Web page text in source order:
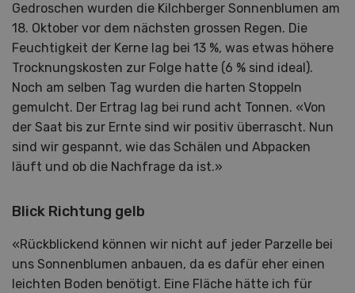
Gedroschen wurden die Kilchberger Sonnenblumen am
18. Oktober vor dem nächsten grossen Regen. Die
Feuchtigkeit der Kerne lag bei 13 %, was etwas höhere
Trocknungskosten zur Folge hatte (6 % sind ideal).
Noch am selben Tag wurden die harten Stoppeln
gemulcht. Der Ertrag lag bei rund acht Tonnen. «Von
der Saat bis zur Ernte sind wir positiv überrascht. Nun
sind wir gespannt, wie das Schälen und Abpacken
läuft und ob die Nachfrage da ist.»
Blick Richtung gelb
«Rückblickend können wir nicht auf jeder Parzelle bei
uns Sonnenblumen anbauen, da es dafür eher einen
leichten Boden benötigt. Eine Fläche hätte ich für